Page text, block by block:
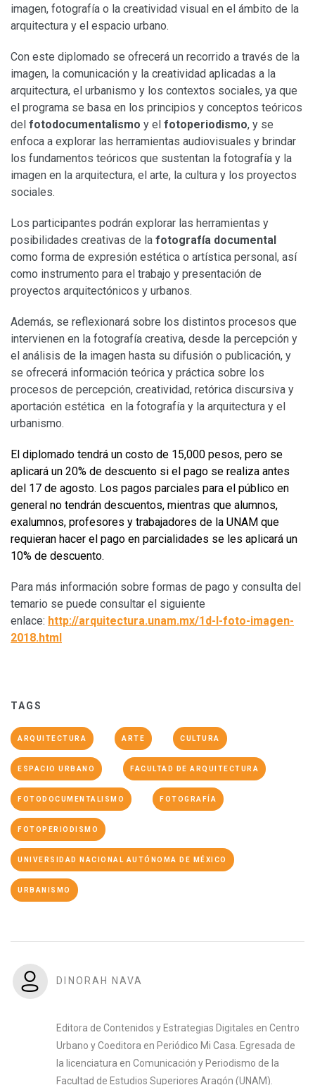
imagen, fotografía o la creatividad visual en el ámbito de la
arquitectura y el espacio urbano.
Con este diplomado se ofrecerá un recorrido a través de la
imagen, la comunicación y la creatividad aplicadas a la
arquitectura, el urbanismo y los contextos sociales, ya que
el programa se basa en los principios y conceptos teóricos
del fotodocumentalismo y el fotoperiodismo, y se
enfoca a explorar las herramientas audiovisuales y brindar
los fundamentos teóricos que sustentan la fotografía y la
imagen en la arquitectura, el arte, la cultura y los proyectos
sociales.
Los participantes podrán explorar las herramientas y
posibilidades creativas de la fotografía documental
como forma de expresión estética o artística personal, así
como instrumento para el trabajo y presentación de
proyectos arquitectónicos y urbanos.
Además, se reflexionará sobre los distintos procesos que
intervienen en la fotografía creativa, desde la percepción y
el análisis de la imagen hasta su difusión o publicación, y
se ofrecerá información teórica y práctica sobre los
procesos de percepción, creatividad, retórica discursiva y
aportación estética en la fotografía y la arquitectura y el
urbanismo.
El diplomado tendrá un costo de 15,000 pesos, pero se
aplicará un 20% de descuento si el pago se realiza antes
del 17 de agosto. Los pagos parciales para el público en
general no tendrán descuentos, mientras que alumnos,
exalumnos, profesores y trabajadores de la UNAM que
requieran hacer el pago en parcialidades se les aplicará un
10% de descuento.
Para más información sobre formas de pago y consulta del
temario se puede consultar el siguiente
enlace: http://arquitectura.unam.mx/1d-l-foto-imagen-
2018.html
TAGS
ARQUITECTURA ARTE CULTURA
ESPACIO URBANO FACULTAD DE ARQUITECTURA
FOTODOCUMENTALISMO FOTOGRAFÍA
FOTOPERIODISMO
UNIVERSIDAD NACIONAL AUTÓNOMA DE MÉXICO
URBANISMO
DINORAH NAVA
Editora de Contenidos y Estrategias Digitales en Centro
Urbano y Coeditora en Periódico Mi Casa. Egresada de
la licenciatura en Comunicación y Periodismo de la
Facultad de Estudios Superiores Aragón (UNAM).